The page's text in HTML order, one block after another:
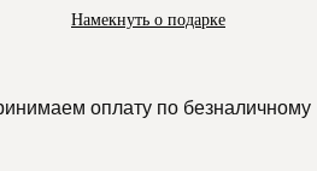
Намекнуть о подарке
оплату по